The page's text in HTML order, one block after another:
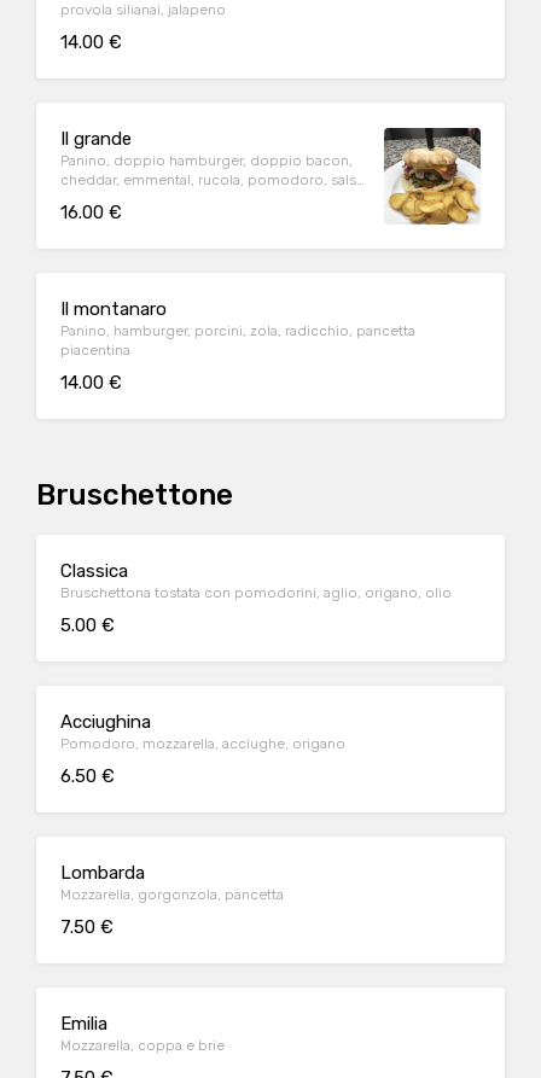
provola silianai, jalapeno
14.00 €
Il grande
Panino, doppio hamburger, doppio bacon,
cheddar, emmental, rucola, pomodoro, salsa
16.00 €
Il montanaro
Panino, hamburger, porcini, zola, radicchio, pancetta
piacentina
14.00 €
Bruschettone
Classica
Bruschettona tostata con pomodorini, aglio, origano, olio
5.00 €
Acciughina
Pomodoro, mozzarella, acciughe, origano
6.50 €
Lombarda
Mozzarella, gorgonzola, pancetta
7.50 €
Emilia
Mozzarella, coppa e brie